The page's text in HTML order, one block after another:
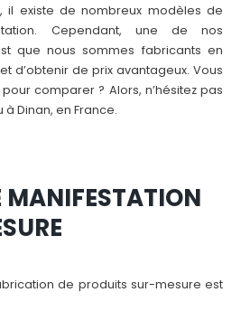
il existe de nombreux modèles de
Cependant, une de nos
que nous sommes fabricants en
d’obtenir de prix avantageux. Vous
comparer ? Alors, n’hésitez pas
Dinan, en France.
MANIFESTATION
de produits sur-mesure est